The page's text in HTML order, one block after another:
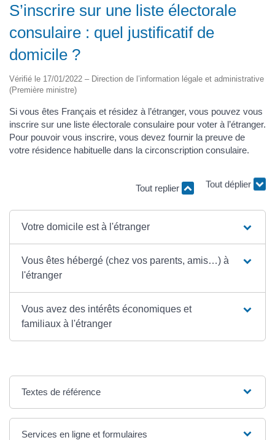
S’inscrire sur une liste électorale
consulaire : quel justificatif de
domicile ?
Vérifié le 17/01/2022 – Direction de l’information légale et administrative
(Première ministre)
Si vous êtes Français et résidez à l’étranger, vous pouvez vous
inscrire sur une liste électorale consulaire pour voter à l’étranger.
Pour pouvoir vous inscrire, vous devez fournir la preuve de
votre résidence habituelle dans la circonscription consulaire.
Tout replier Tout déplier
Votre domicile est à l'étranger
Vous êtes hébergé (chez vos parents, amis…) à
l'étranger
Vous avez des intérêts économiques et
familiaux à l'étranger
Textes de référence
Services en ligne et formulaires